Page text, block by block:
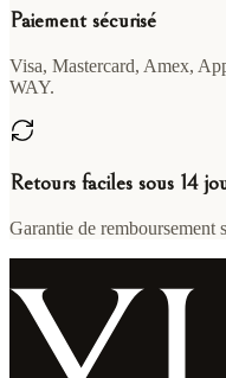
Paiement sécurisé
Visa, Mastercard, Amex,
WAY.
Retours faciles sous 14
Garantie de remboursement